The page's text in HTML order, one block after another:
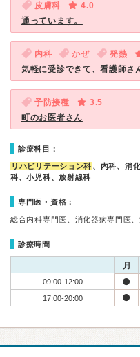
皮膚科
4.0
通っています。
内科 かぜ 発熱
気軽に受診できて、看護師さ
予防接種
3.5
町のお医者さん
診療科目：
リハビリテーション科 、内科、消
科、小児科、放射線科
専門医・資格：
総合内科専門医、消化器病専門医
診療時間
月
09:00-12:00
17:00-20:00